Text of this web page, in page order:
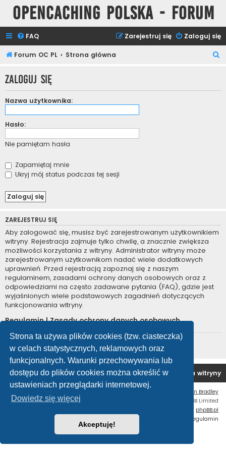
Strona ta używa plików cookies (tzw. ciasteczka)
w celach statystycznych, reklamowych oraz
funkcjonalnych. Warunki przechowywania lub
dostępu do plików cookies można określić w
ustawieniach przeglądarki internetowej.
Dowiedz się więcej
Akceptuję!
Opencaching Polska - Forum
FAQ Zaloguj się
Zarejestruj się
Forum OC PL Strona główna
k
Zaloguj się
Nazwa użytkownika:
Hasło:
Nie pamiętam hasła
Zapamiętaj mnie
Ukryj mój status podczas tej sesji
ZAREJESTRUJ SIĘ
Aby zalogować się, musisz być zarejestrowanym użytkownikiem
witryny. Rejestracja zajmuje tylko chwilę, a znacznie zwiększa
możliwości korzystania z witryny. Administrator witryny może
zarejestrowanym użytkownikom nadać wiele dodatkowych
uprawnień. Przed rejestracją zapoznaj się z naszym
regulaminem, zasadami ochrony danych osobowych oraz z
odpowiedziami na często zadawane pytania (FAQ), gdzie jest
wyjaśnionych wiele podstawowych zagadnień dotyczących
funkcjonowania witryny.
Regulamin|Zasady ochrony danych osobowych
Zarejestruj się
Forum OC PL Strona główna Usuń ciasteczka witryny
Ian Bradley
Technologię dostarcza
® Forum Software © phpBB Limited
phpBB.pl
Regulamin